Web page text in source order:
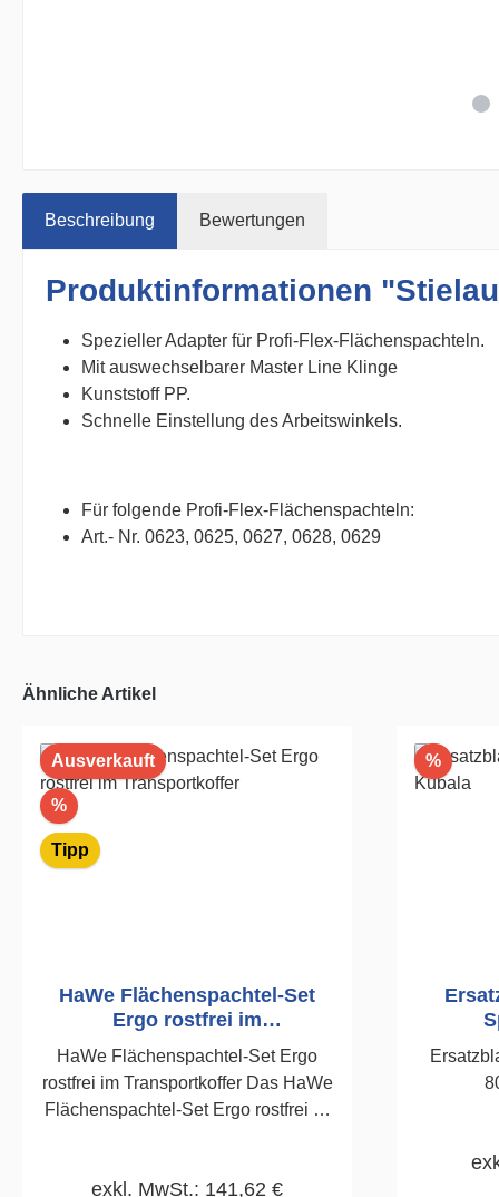
Beschreibung Bewertungen
Produktinformationen
Spezieller Adapter für Profi-Flex-Flächenspachteln.
Mit auswechselbarer Master Line Klinge
Kunststoff PP.
Schnelle Einstellung des Arbeitswinkels.
Für folgende Profi-Flex-Flächenspachteln:
Art.- Nr. 0623, 0625, 0627, 0628, 0629
Ähnliche Artikel
Ausverkauft
%Rabatt
Tipp
HaWe Flächenspachtel-Set
Ergo rostfrei im
Transportkoffer
HaWe Flächenspachtel-Set Ergo
rostfrei im Transportkoffer Das HaWe
Flächenspachtel-Set Ergo rostfrei ist
Wänden und Decken. Ergonomische
exkl. MwSt.: 141,62 €
%Rabatt